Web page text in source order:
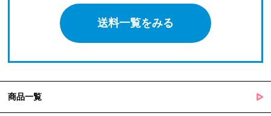
送料一覧をみる
商品一覧